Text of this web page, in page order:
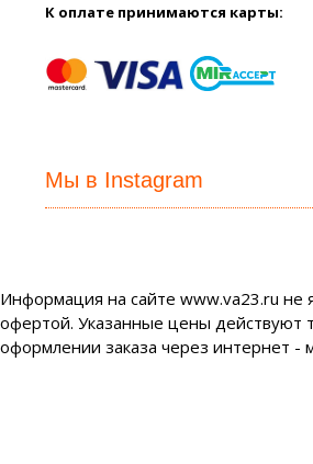
К оплате принимаются карты:
Мы в Instagram
Информация на сайте www.va23.ru не
офертой. Указанные цены действуют
оформлении заказа через интернет -